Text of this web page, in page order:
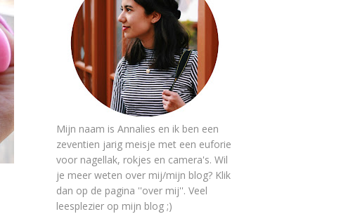
Mijn naam is Annalies en ik ben een
zeventien jarig meisje met een euforie
voor nagellak, rokjes en camera's. Wil
je meer weten over mij/mijn blog? Klik
dan op de pagina ''over mij''. Veel
leesplezier op mijn blog ;)